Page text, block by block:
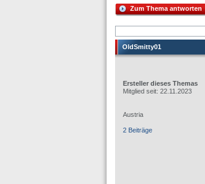
Zum Thema antworten
OldSmitty01
Ersteller dieses Themas
Mitglied seit: 22.11.2023
Austria
2 Beiträge